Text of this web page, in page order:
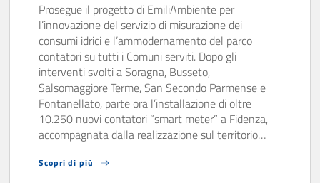
Prosegue il progetto di EmiliAmbiente per
l’innovazione del servizio di misurazione dei
consumi idrici e l’ammodernamento del parco
contatori su tutti i Comuni serviti. Dopo gli
interventi svolti a Soragna, Busseto,
Salsomaggiore Terme, San Secondo Parmense e
Fontanellato, parte ora l’installazione di oltre
10.250 nuovi contatori “smart meter” a Fidenza,
accompagnata dalla realizzazione sul territorio…
Scopri di più